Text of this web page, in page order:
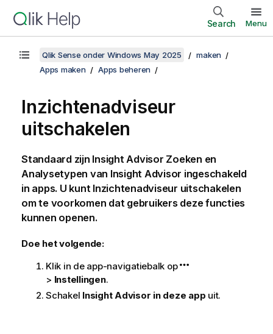
Search Menu
Qlik Sense onder Windows May 2025
maken
Apps maken
Apps beheren
Inzichtenadviseur
uitschakelen
Standaard zijn Insight Advisor Zoeken en
Analysetypen van Insight Advisor ingeschakeld
in apps. U kunt Inzichtenadviseur uitschakelen
om te voorkomen dat gebruikers deze functies
kunnen openen.
Doe het volgende:
Klik in de app-navigatiebalk op
> Instellingen.
Schakel Insight Advisor in deze app uit.